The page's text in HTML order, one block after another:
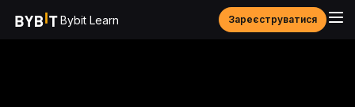
Bybit Learn Зареєструватися